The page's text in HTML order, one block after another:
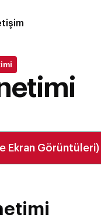
Ekran Görüntüleri)